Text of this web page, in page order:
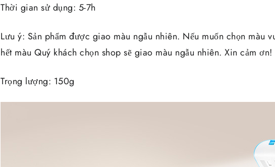
Thời gian sử dụng: 5-7h
Lưu ý: Sản phẩm được giao màu ngẫu nhiên. Nếu muốn chọn màu
hết màu Quý khách chọn shop sẽ giao màu ngẫu nhiên. Xin cảm ơn!
Trọng lượng: 150g